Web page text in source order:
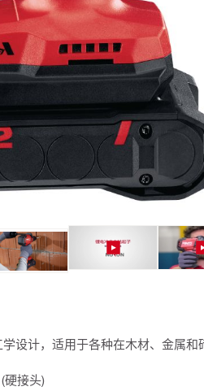
设计，适用于各种在木材、金属和
硬接头)